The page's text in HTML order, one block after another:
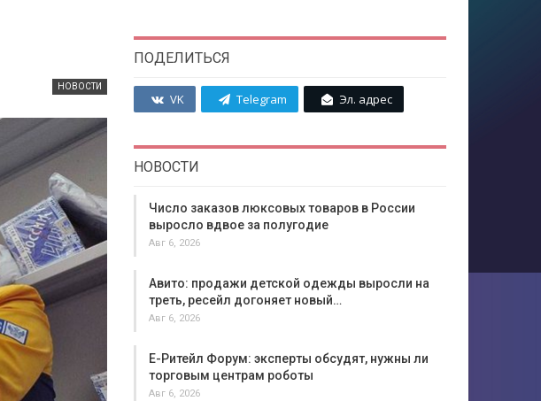
НОВОСТИ
ПОДЕЛИТЬСЯ
VK Telegram Эл. адрес
НОВОСТИ
Число заказов люксовых товаров в России
выросло вдвое за полугодие
Авг 6, 2026
Авито: продажи детской одежды выросли на
треть, ресейл догоняет новый…
Авг 6, 2026
Е-Ритейл Форум: эксперты обсудят, нужны ли
торговым центрам роботы
Авг 6, 2026